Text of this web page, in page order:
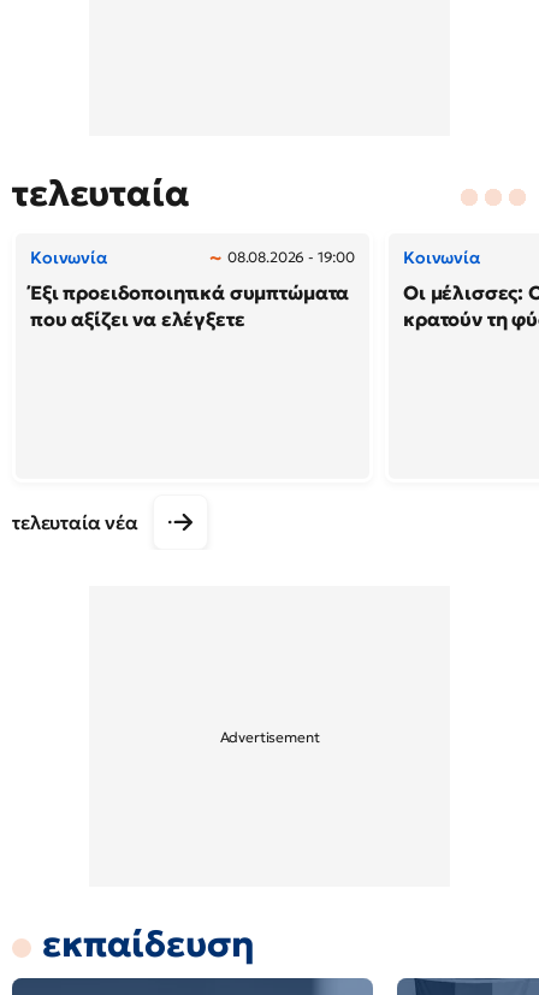
τελευταία
Κοινωνία 08.08.2026 - 19:00
Έξι προειδοποιητικά συμπτώματα
που αξίζει να ελέγξετε
Κοινωνία
Οι μέλισσες:
κρατούν τη
τελευταία νέα
εκπαίδευση